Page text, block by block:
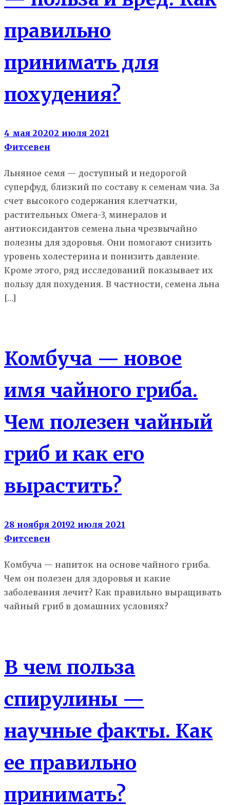
правильно
принимать для
похудения?
4 мая 20202 июля 2021
Фитсевен
Льняное семя — доступный и недорогой
суперфуд, близкий по составу к семенам чиа. За
счет высокого содержания клетчатки,
растительных Омега-3, минералов и
антиоксидантов семена льна чрезвычайно
полезны для здоровья. Они помогают снизить
уровень холестерина и понизить давление.
Кроме этого, ряд исследований показывает их
пользу для похудения. В частности, семена льна
[…]
Комбуча — новое
имя чайного гриба.
Чем полезен чайный
гриб и как его
вырастить?
28 ноября 20192 июля 2021
Фитсевен
Комбуча — напиток на основе чайного гриба.
Чем он полезен для здоровья и какие
заболевания лечит? Как правильно выращивать
чайный гриб в домашних условиях?
В чем польза
спирулины —
научные факты. Как
ее правильно
принимать?